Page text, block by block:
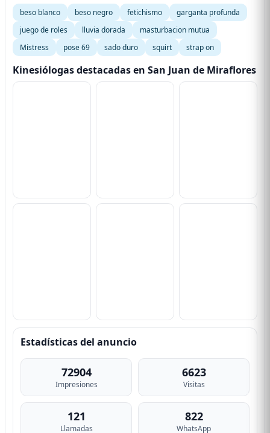
beso blanco beso negro fetichismo
garganta profunda
juego de roles
lluvia dorada
masturbacion mutua
Mistress
pose 69 sado duro squirt strap on
Kinesiólogas destacadas en San Juan de Miraflores
Estadísticas del anuncio
72904
Impresiones
6623
Visitas
121
Llamadas
822
WhatsApp